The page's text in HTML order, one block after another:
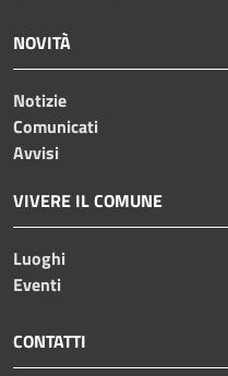
NOVITÀ
Notizie
Comunicati
Avvisi
VIVERE IL COMUNE
Luoghi
Eventi
CONTATTI